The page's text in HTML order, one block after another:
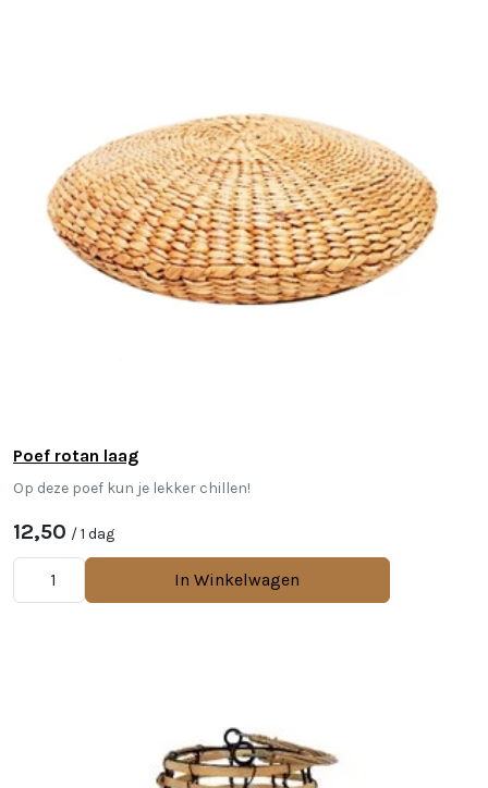
Poef rotan laag
Op deze poef kun je lekker chillen!
12,50 / 1 dag
In Winkelwagen